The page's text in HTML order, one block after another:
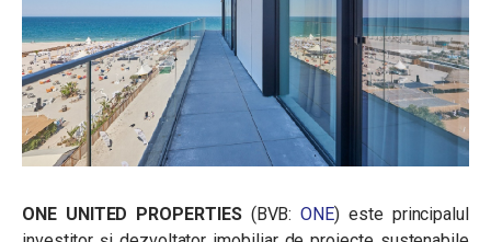
ONE UNITED PROPERTIES(BVB:ONE) este principalul